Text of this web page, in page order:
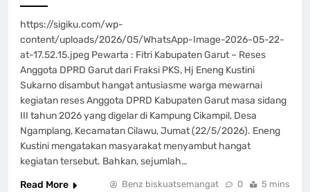
https://sigiku.com/wp-
content/uploads/2026/05/WhatsApp-Image-2026-05-22-
at-17.52.15.jpeg Pewarta : Fitri Kabupaten Garut – Reses
Anggota DPRD Garut dari Fraksi PKS, Hj Eneng Kustini
Sukarno disambut hangat antusiasme warga mewarnai
kegiatan reses Anggota DPRD Kabupaten Garut masa sidang
III tahun 2026 yang digelar di Kampung Cikampil, Desa
Ngamplang, Kecamatan Cilawu, Jumat (22/5/2026). Eneng
Kustini mengatakan masyarakat menyambut hangat
kegiatan tersebut. Bahkan, sejumlah…
Read More
Benz biskuatsemangat 0 5 mins